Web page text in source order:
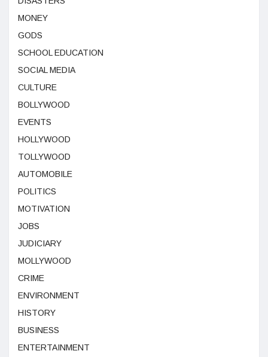
MONEY
GODS
SCHOOL EDUCATION
SOCIAL MEDIA
CULTURE
BOLLYWOOD
EVENTS
HOLLYWOOD
TOLLYWOOD
AUTOMOBILE
POLITICS
MOTIVATION
JOBS
JUDICIARY
MOLLYWOOD
CRIME
ENVIRONMENT
HISTORY
BUSINESS
ENTERTAINMENT